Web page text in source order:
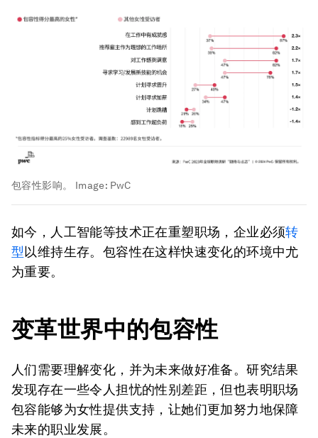
包容性影响。 Image: PwC
如今，人工智能等技术正在重塑职场，企业必须转
型以维持生存。包容性在这样快速变化的环境中尤
为重要。
变革世界中的包容性
人们需要理解变化，并为未来做好准备。研究结果
发现存在一些令人担忧的性别差距，但也表明职场
包容能够为女性提供支持，让她们更加努力地保障
未来的职业发展。